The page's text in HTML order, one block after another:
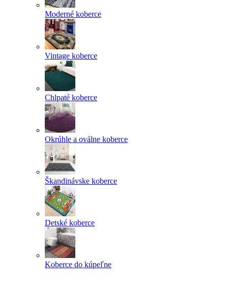
Moderné koberce
Vintage koberce
Chlpaté koberce
Okrúhle a oválne koberce
Škandinávske koberce
Detské koberce
Koberce do kúpeľne